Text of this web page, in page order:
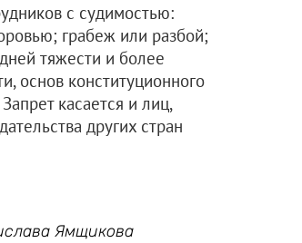
с судимостью:
грабеж или разбой;
тяжести и более
основ конституционного
касается и лиц,
других стран
Ямщикова